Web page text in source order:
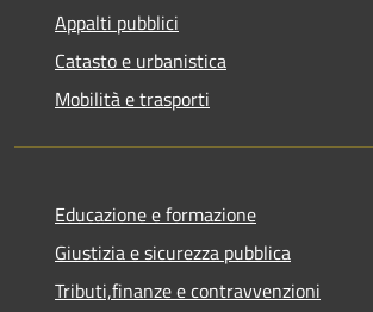
Appalti pubblici
Catasto e urbanistica
Mobilità e trasporti
Educazione e formazione
Giustizia e sicurezza pubblica
Tributi,finanze e contravvenzioni